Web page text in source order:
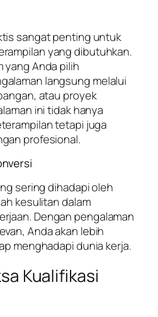
sangat penting untuk
yang dibutuhkan.
yang Anda pilih
langsung melalui
atau proyek
ini tidak hanya
tetapi juga
profesional.
sering dihadapi oleh
kesulitan dalam
Dengan pengalaman
Anda akan lebih
menghadapi dunia kerja.
Kualifikasi